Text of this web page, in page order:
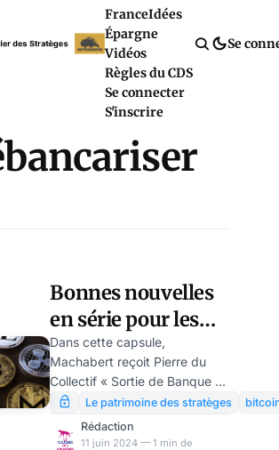
FranceIdées
Épargne
Vidéos
Règles du CDS
Se connecter
S'inscrire
Se
Bonnes nouvelles
en série pour les
vraies cryptos
décentralisées !
Dans cette capsule,
Machabert reçoit Pierre du
Collectif « Sortie de Banque »
pour une revue d’actualités
enthousiasmante sur Bitcoin et
Monero. On y parle halving,
Le patrimoine des stratèges
Rédaction
11 juin 2024 — 1 min de